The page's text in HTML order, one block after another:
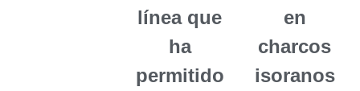
línea que
ha
permitido
en
charcos
isoranos